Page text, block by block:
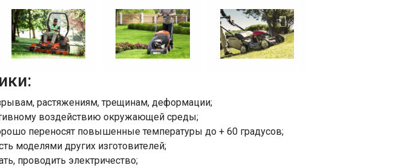
растяжениям, трещинам, деформации;
воздействию окружающей среды;
переносят повышенные температуры до + 60 градусов;
моделями других изготовителей;
проводить электричество;